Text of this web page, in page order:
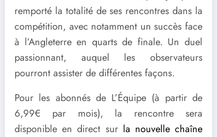
remporté la totalité de ses rencontres dans la
compétition, avec notamment un succès face
à l’Angleterre en quarts de finale. Un duel
passionnant, auquel les observateurs
pourront assister de différentes façons.
Pour les abonnés de L’Équipe (à partir de
6,99€ par mois), la rencontre sera
disponible en direct sur la nouvelle chaîne